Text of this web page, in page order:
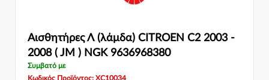
Αισθητήρες Λ (λάμδα) CITROEN C2 2003 -
2008 ( JM ) NGK 9636968380
Συμβατό με
Κωδικός Προϊόντος: XC10034